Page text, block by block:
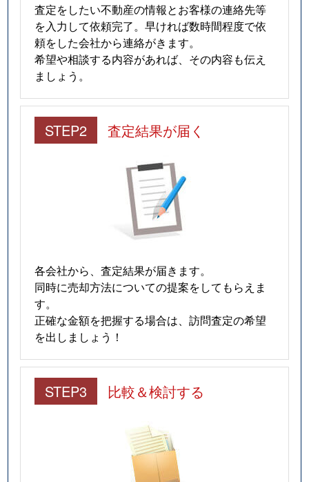
査定をしたい不動産の情報とお客様の連絡先等
を入力して依頼完了。早ければ数時間程度で依
頼をした会社から連絡がきます。
希望や相談する内容があれば、その内容も伝え
ましょう。
STEP2 査定結果が届く
各会社から、査定結果が届きます。
同時に売却方法についての提案をしてもらえま
す。
正確な金額を把握する場合は、訪問査定の希望
を出しましょう！
STEP3 比較＆検討する